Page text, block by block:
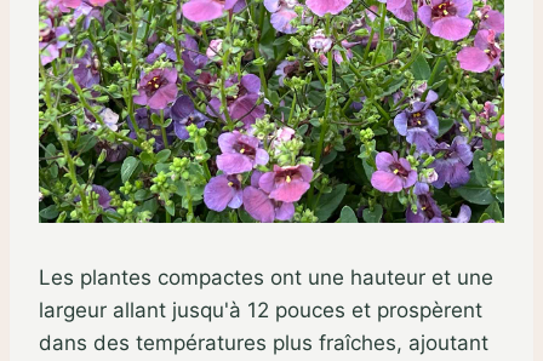
Les plantes compactes ont une hauteur et une
largeur allant jusqu'à 12 pouces et prospèrent
dans des températures plus fraîches, ajoutant